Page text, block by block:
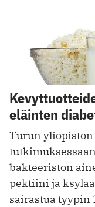
eläinten
Turun
bakteeriston
pektiini ja
sairastua tyypin